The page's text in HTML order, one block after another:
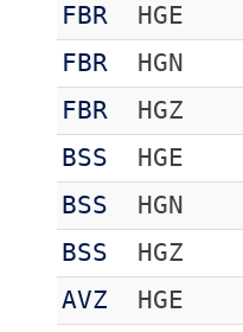
FBR
HGE
FBR
HGN
FBR
HGZ
BSS
HGE
BSS
HGN
BSS
HGZ
AVZ
HGE